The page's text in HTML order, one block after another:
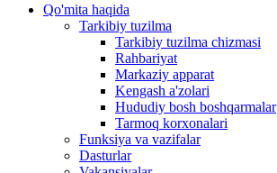
Qo'mita haqida
Tarkibiy tuzilma
Tarkibiy tuzilma chizmasi
Rahbariyat
Markaziy apparat
Kengash a'zolari
Hududiy bosh boshqarmalar
Tarmoq korxonalari
Funksiya va vazifalar
Dasturlar